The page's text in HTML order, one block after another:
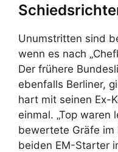
Unumstritten sind
wenn es nach
Der frühere
ebenfalls Berliner,
hart mit seinen Ex-
einmal. „Top waren
bewertete Gräfe im
beiden EM-Starter